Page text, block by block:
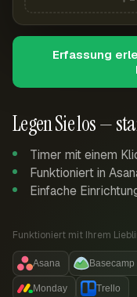
Legen Sie los —
Timer mit einem
Funktioniert in
Einfache
Funktioniert mit Ihrem
Asana Basecamp
Monday Trello
Erfassung